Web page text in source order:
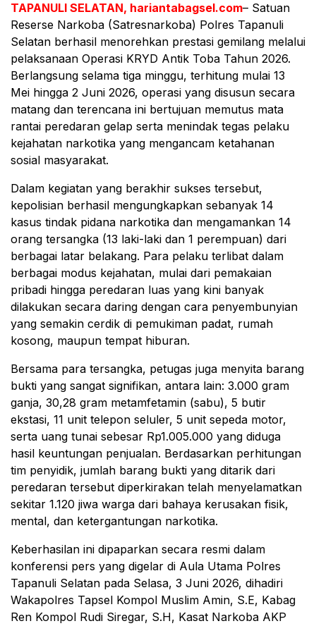
TAPANULI SELATAN, hariantabagsel.com– Satuan
Reserse Narkoba (Satresnarkoba) Polres Tapanuli
Selatan berhasil menorehkan prestasi gemilang melalui
pelaksanaan Operasi KRYD Antik Toba Tahun 2026.
Berlangsung selama tiga minggu, terhitung mulai 13
Mei hingga 2 Juni 2026, operasi yang disusun secara
matang dan terencana ini bertujuan memutus mata
rantai peredaran gelap serta menindak tegas pelaku
kejahatan narkotika yang mengancam ketahanan
sosial masyarakat.
Dalam kegiatan yang berakhir sukses tersebut,
kepolisian berhasil mengungkapkan sebanyak 14
kasus tindak pidana narkotika dan mengamankan 14
orang tersangka (13 laki-laki dan 1 perempuan) dari
berbagai latar belakang. Para pelaku terlibat dalam
berbagai modus kejahatan, mulai dari pemakaian
pribadi hingga peredaran luas yang kini banyak
dilakukan secara daring dengan cara penyembunyian
yang semakin cerdik di pemukiman padat, rumah
kosong, maupun tempat hiburan.
Bersama para tersangka, petugas juga menyita barang
bukti yang sangat signifikan, antara lain: 3.000 gram
ganja, 30,28 gram metamfetamin (sabu), 5 butir
ekstasi, 11 unit telepon seluler, 5 unit sepeda motor,
serta uang tunai sebesar Rp1.005.000 yang diduga
hasil keuntungan penjualan. Berdasarkan perhitungan
tim penyidik, jumlah barang bukti yang ditarik dari
peredaran tersebut diperkirakan telah menyelamatkan
sekitar 1.120 jiwa warga dari bahaya kerusakan fisik,
mental, dan ketergantungan narkotika.
Keberhasilan ini dipaparkan secara resmi dalam
konferensi pers yang digelar di Aula Utama Polres
Tapanuli Selatan pada Selasa, 3 Juni 2026, dihadiri
Wakapolres Tapsel Kompol Muslim Amin, S.E, Kabag
Ren Kompol Rudi Siregar, S.H, Kasat Narkoba AKP